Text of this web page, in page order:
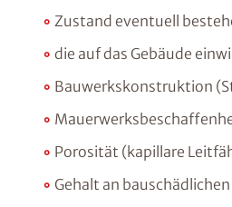
Zustand eventuell
die auf das Gebäude
Bauwerkskonstruktion
Porosität (kapillare
Gehalt an bauschädlichen